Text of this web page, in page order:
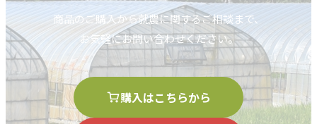
商品のご購入から就農に関するご相談まで、
お気軽にお問い合わせください。
購入はこちらから